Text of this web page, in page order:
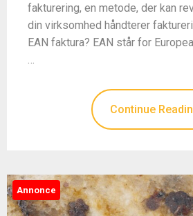
fakturering, en metode, der kan
din virksomhed håndterer
EAN faktura? EAN står for
Continue
Annonce